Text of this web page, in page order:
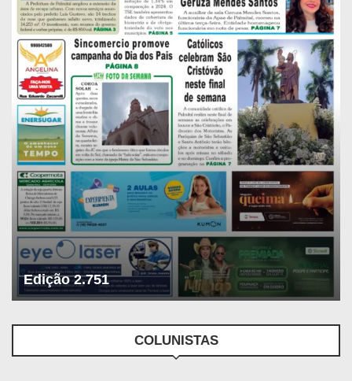
Edição 2.751
COLUNISTAS